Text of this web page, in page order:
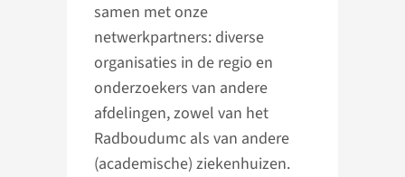
samen met onze
netwerkpartners: diverse
organisaties in de regio en
onderzoekers van andere
afdelingen, zowel van het
Radboudumc als van andere
(academische) ziekenhuizen.